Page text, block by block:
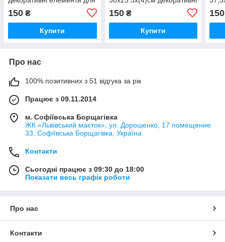
творчості. / Пінобокси для
декорування 35х23х(4)см
декоративні
150 ₴
Купити
елементи для творчості. /
Пінобокси для
декорування
30х23.5х(4)см декоративні
150₴
Купити
150
Про нас
100% позитивних з 51 відгука за рік
Працює з 09.11.2014
м. Софіївська Борщагівка
ЖК «Львівський маєток», ул. Дорошенко, 17 помещение
33, Софіївська Борщагівка, Україна
Контакти
Сьогодні працює з 09:30 до 18:00
Показати весь графік роботи
Про нас
Контакти